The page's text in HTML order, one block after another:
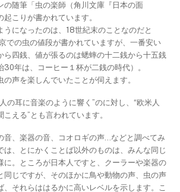
の随筆「虫の楽師（角川文庫『日本の面
こりが書かれています。
うになったのは、18世紀末のことなのだと
での虫の値段が書かれていますが、一番安い
ら四銭、値が張るのは蟋蟀の十二銭から十五銭
30年は、コーヒー１杯が二銭の時代）。
の声を楽しんでいたことが伺えます。
の耳に音楽のように響く”のに対し、“欧米人
える”とも言われています。
音、楽器の音、コオロギの声…などと調べてみ
は、とにかくことば以外のものは、みんな同じ
に。ところが日本人ですと、クーラーや楽器の
同じですが、そのほかに鳥や動物の声、虫の声
、それらははるかに高いレベルを示します。こ